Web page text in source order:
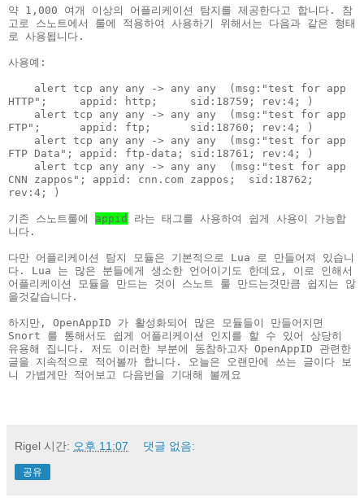
약 1,000 여개 이상의 어플리케이션 탐지를 제공한다고 합니다. 참
고로 스노트에서 룰에 적용하여 사용하기 위해서는 다음과 같은 형태
로 사용됩니다.
사용예:
HTTP";     appid: http;     sid:18759; rev:4; )
FTP";      appid: ftp;      sid:18760; rev:4; )
FTP Data"; appid: ftp-data; sid:18761; rev:4; )
CNN zappos"; appid: cnn.com zappos;  sid:18762;
rev:4; )
기존 스노트룰에 appid
라는 태그를 사용하여 쉽게 사용이 가능합
니다.
다만 어플리케이션 탐지 모듈은 기본적으로 Lua 로 만들어져 있습니
다. Lua 는 많은 분들에게 생소한 언어이기도 한데요, 이로 인해서
어플리케이션 모듈을 만드는 것이 스노트 룰 만드는것만큼 쉽지는 않
을것같습니다.
하지만, OpenAppID 가 활성화되어 많은 모듈들이 만들어지면
Snort 를 통해서도 쉽게 어플리케이션 인지를 할 수 있어 상당히
유용해 집니다. 저도 이러한 부분에 동참하고자 OpenAppID 관련한
글을 지속적으로 적어볼까 합니다. 오늘은 오랜만에 쓰는 글이다 보
니 가볍게만 적어보고 다음번을 기대해 볼께요
Rigel 시간: 오후 11:07 댓글 없음:
공유